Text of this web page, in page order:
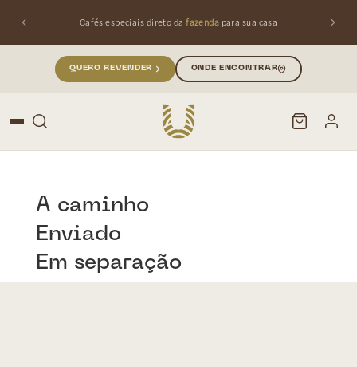
Cafés especiais direto dafazenda para sua casa
QUERO REVENDER ONDE ENCONTRAR
A caminho
Enviado
Em separação